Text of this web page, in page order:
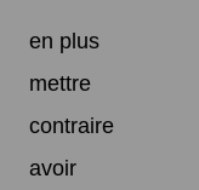
en plus
mettre
contraire
avoir